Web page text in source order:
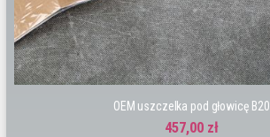
OEM uszczelka pod głowicę B20
457,00 zł